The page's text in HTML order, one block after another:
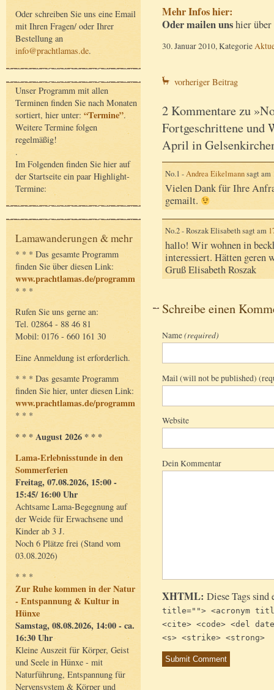
Oder schreiben Sie uns eine Email
mit Ihren Fragen/ oder Ihrer
Bestellung an
info@prachtlamas.de.
Unser Programm mit allen
Terminen finden Sie nach Monaten
sortiert, hier unter: “Termine”.
Weitere Termine folgen
regelmäßig!
.
Im Folgenden finden Sie hier auf
der Startseite ein paar Highlight-
Termine:
Lamawanderungen & mehr
* * * Das gesamte Programm
finden Sie über diesen Link:
www.prachtlamas.de/programm
* * *
Rufen Sie uns gerne an:
Tel. 02864 - 88 46 81
Mobil: 0176 - 660 161 30
Eine Anmeldung ist erforderlich.
* * * Das gesamte Programm
finden Sie hier, unter diesen Link:
www.prachtlamas.de/programm
* * *
* * * August 2026 * * *
Lama-Erlebnisstunde in den
Sommerferien
Freitag, 07.08.2026, 15:00 -
15:45/ 16:00 Uhr
Achtsame Lama-Begegnung auf
der Weide für Erwachsene und
Kinder ab 3 J.
Noch 6 Plätze frei (Stand vom
03.08.2026)
* * *
Zur Ruhe kommen in der Natur
- Entspannung & Kultur in
Hünxe
Samstag, 08.08.2026, 14:00 - ca.
16:30 Uhr
Kleine Auszeit für Körper, Geist
und Seele in Hünxe - mit
Naturführung, Entspannung für
Nervensystem & Körper und
Mehr Infos hier:
Oder mailen unshier
30. Januar 2010, Kategorie
vorheriger Beitrag
2 Kommentare zu
Fortgeschrittene und
April in
No.1 -Andrea Eikelmannsagt am
Vielen Dank für Ihre
gemailt.
No.2 - Roszak Elisabeth sagt am
hallo! Wir wohnen in
interessiert. Hätten geren
Gruß Elisabeth Roszak
Schreibe einen
Name(required)
Mail (will not be published)
Website
Dein Kommentar
XHTML: Diese Tags
title=""> <acronym
<cite> <code> <del
<s> <strike> <strong>